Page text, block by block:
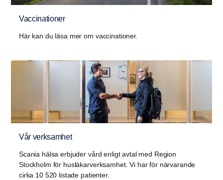
Vaccinationer
Här kan du läsa mer om vaccinationer.
Vår verksamhet
Scania hälsa erbjuder vård enligt avtal med Region
Stockholm för husläkarverksamhet. Vi har för närvarande
cirka 10 520 listade patienter.